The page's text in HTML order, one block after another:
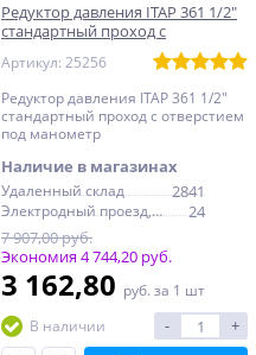
Редуктор давления ITAP 361 1/2"
стандартный проход с
отверстием под манометр
Артикул: 25256
Редуктор давления ITAP 361 1/2"
стандартный проход с отверстием
под манометр
Наличие в магазинах
Удаленный склад 2841
Электродный проезд, 6с1
24
7 907,00 руб.
Экономия 4 744,20 руб.
3 162,80 руб. за 1 шт
В наличии
- +